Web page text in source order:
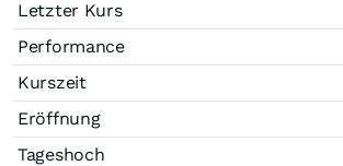
Letzter Kurs
Performance
Kurszeit
Eröffnung
Tageshoch